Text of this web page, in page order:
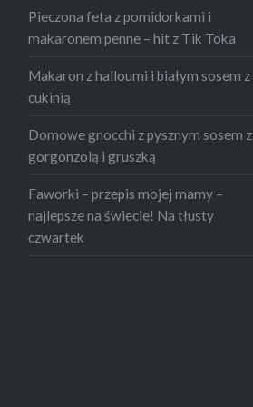
Pieczona feta z pomidorkami i
makaronem penne – hit z Tik Toka
Makaron z halloumi i białym sosem z
cukinią
Domowe gnocchi z pysznym sosem z
gorgonzolą i gruszką
Faworki – przepis mojej mamy –
najlepsze na świecie! Na tłusty
czwartek